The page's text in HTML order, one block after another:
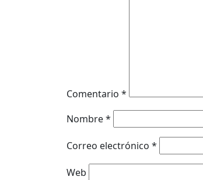
Comentario *
Nombre*
Correo electrónico *
Web